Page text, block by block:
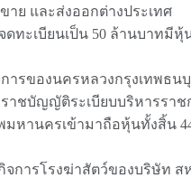
าย และส่งออกต่างประเทศ
ทะเบียนเป็น 50 ล้านบาทมี
ารของนครหลวงกรุงเทพธน
าชบัญญัติระเบียบบริหารราช
หานครเข้ามาถือหุ้นทั้งสิ้น
จการโรงฆ่าสัตว์ของบริษัท